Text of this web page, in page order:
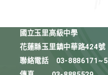
國立玉里高級中學
花蓮縣玉里鎮中華路424號
聯絡電話
03-8886171~5